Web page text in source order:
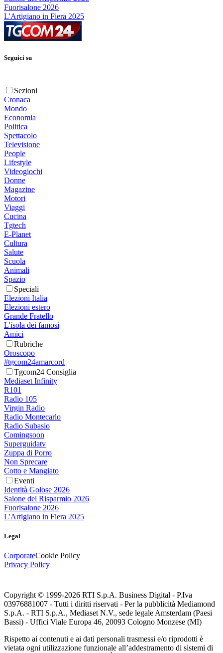
Fuorisalone 2026
L'Artigiano in Fiera 2025
Seguici su
Sezioni
Cronaca
Mondo
Economia
Politica
Spettacolo
Televisione
People
Lifestyle
Videogiochi
Donne
Magazine
Motori
Viaggi
Cucina
Tgtech
E-Planet
Cultura
Salute
Scuola
Animali
Spazio
Speciali
Elezioni Italia
Elezioni estero
Grande Fratello
L'isola dei famosi
Amici
Rubriche
Oroscopo
#tgcom24amarcord
Tgcom24 Consiglia
Mediaset Infinity
R101
Radio 105
Virgin Radio
Radio Montecarlo
Radio Subasio
Comingsoon
Superguidatv
Zuppa di Porro
Non Sprecare
Cotto e Mangiato
Eventi
Identità Golose 2026
Salone del Risparmio 2026
Fuorisalone 2026
L'Artigiano in Fiera 2025
Legal
CorporateCookie Policy
Privacy Policy
Copyright © 1999-2026 RTI S.p.A. Business Digital - P.Iva
03976881007 - Tutti i diritti riservati - Per la pubblicità Mediamond
S.p.A. - RTI S.p.A., Mediaset N.V., sede legale Amsterdam (Paesi
Bassi) - Uffici Viale Europa 46, 20093 Cologno Monzese (MI)
Rispetto ai contenuti e ai dati personali trasmessi e/o riprodotti è
vietata ogni utilizzazione funzionale all’addestramento di sistemi di